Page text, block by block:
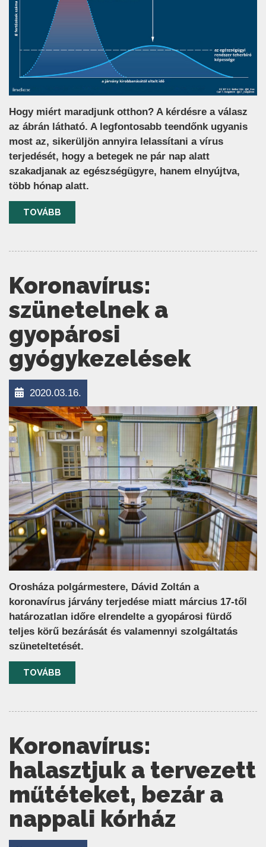
Hogy miért maradjunk otthon? A kérdésre a válasz
az ábrán látható. A legfontosabb teendőnk ugyanis
most az, sikerüljön annyira lelassítani a vírus
terjedését, hogy a betegek ne pár nap alatt
szakadjanak az egészségügyre, hanem elnyújtva,
több hónap alatt.
TOVÁBB
Koronavírus:
szünetelnek a
gyopárosi
gyógykezelések
2020.03.16.
Orosháza polgármestere, Dávid Zoltán a
koronavírus járvány terjedése miatt március 17-től
határozatlan időre elrendelte a gyopárosi fürdő
teljes körű bezárását és valamennyi szolgáltatás
szüneteltetését.
TOVÁBB
Koronavírus:
halasztjuk a tervezett
műtéteket, bezár a
nappali kórház